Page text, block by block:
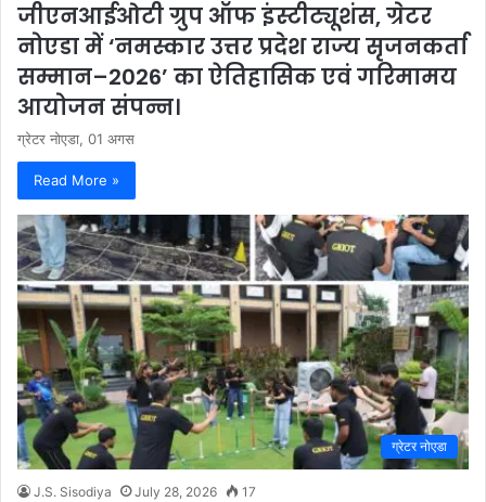
जीएनआईओटी ग्रुप ऑफ इंस्टीट्यूशंस, ग्रेटर
नोएडा में ‘नमस्कार उत्तर प्रदेश राज्य सृजनकर्ता
सम्मान–2026’ का ऐतिहासिक एवं गरिमामय
आयोजन संपन्न।
ग्रेटर नोएडा, 01 अगस
Read More »
ग्रेटर नोएडा
J.S. Sisodiya July 28, 2026 17